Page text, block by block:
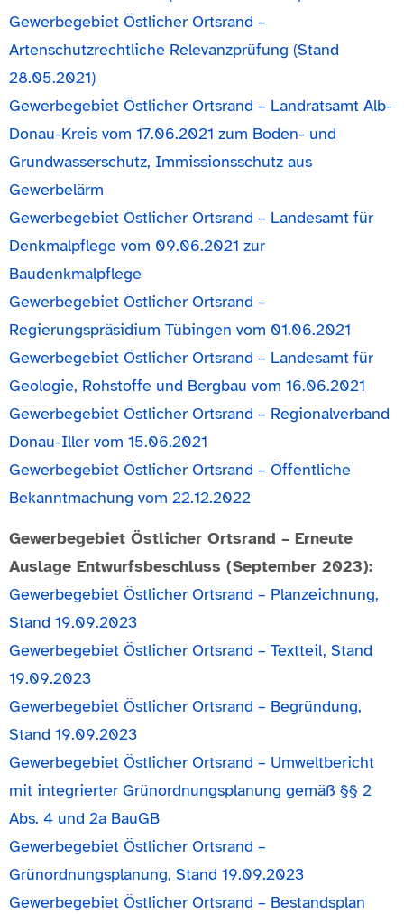
Gewerbegebiet Östlicher Ortsrand –
Artenschutzrechtliche Relevanzprüfung (Stand
28.05.2021)
Gewerbegebiet Östlicher Ortsrand – Landratsamt Alb-
Donau-Kreis vom 17.06.2021 zum Boden- und
Grundwasserschutz, Immissionsschutz aus
Gewerbelärm
Gewerbegebiet Östlicher Ortsrand – Landesamt für
Denkmalpflege vom 09.06.2021 zur
Baudenkmalpflege
Gewerbegebiet Östlicher Ortsrand –
Regierungspräsidium Tübingen vom 01.06.2021
Gewerbegebiet Östlicher Ortsrand – Landesamt für
Geologie, Rohstoffe und Bergbau vom 16.06.2021
Gewerbegebiet Östlicher Ortsrand – Regionalverband
Donau-Iller vom 15.06.2021
Gewerbegebiet Östlicher Ortsrand – Öffentliche
Bekanntmachung vom 22.12.2022
Gewerbegebiet Östlicher Ortsrand – Erneute
Auslage Entwurfsbeschluss (September 2023):
Gewerbegebiet Östlicher Ortsrand – Planzeichnung,
Stand 19.09.2023
Gewerbegebiet Östlicher Ortsrand – Textteil, Stand
19.09.2023
Gewerbegebiet Östlicher Ortsrand – Begründung,
Stand 19.09.2023
Gewerbegebiet Östlicher Ortsrand – Umweltbericht
mit integrierter Grünordnungsplanung gemäß §§ 2
Abs. 4 und 2a BauGB
Gewerbegebiet Östlicher Ortsrand –
Grünordnungsplanung, Stand 19.09.2023
Gewerbegebiet Östlicher Ortsrand – Bestandsplan